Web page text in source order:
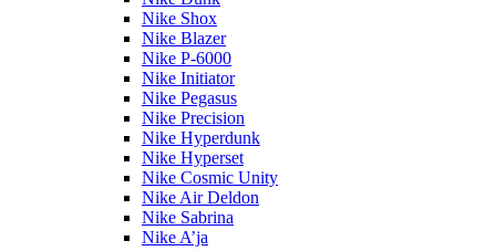
Nike Shox
Nike Blazer
Nike P-6000
Nike Initiator
Nike Pegasus
Nike Precision
Nike Hyperdunk
Nike Hyperset
Nike Cosmic Unity
Nike Air Deldon
Nike Sabrina
Nike A’ja